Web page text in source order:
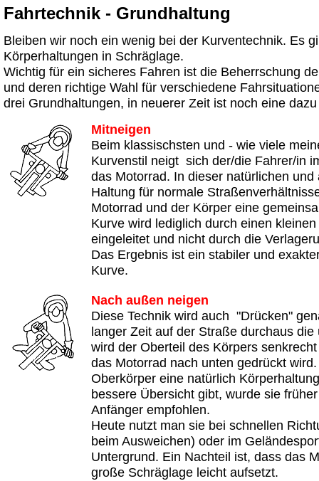
Fahrtechnik - Grundhaltung
Bleiben wir noch ein wenig bei der Kurventechnik. Es
Körperhaltungen in Schräglage.
Wichtig für ein sicheres Fahren ist die Beherrschung
und deren richtige Wahl für verschiedene
drei Grundhaltungen, in neuerer Zeit ist noch eine
Mitneigen
Beim klassischsten und - wie viele
Kurvenstil neigt sich der/die Fahrer/in
das Motorrad. In dieser natürlichen und
Haltung für normale
Motorrad und der Körper eine
Kurve wird lediglich durch einen
eingeleitet und nicht durch die
Das Ergebnis ist ein stabiler und
Kurve.
Nach außen neigen
Diese Technik wird auch "Drücken"
langer Zeit auf der Straße durchaus die
wird der Oberteil des Körpers
das Motorrad nach unten gedrückt
Oberkörper eine natürlich
bessere Übersicht gibt, wurde sie
Anfänger empfohlen.
Heute nutzt man sie bei schnellen
beim Ausweichen) oder im
Untergrund. Ein Nachteil ist, dass das
große Schräglage leicht aufsetzt.